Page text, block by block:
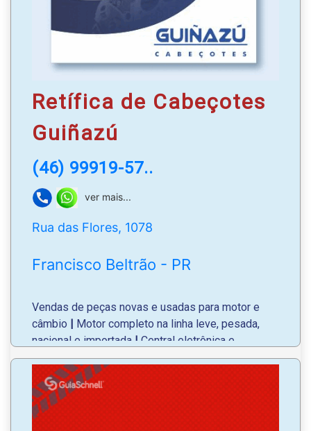
: (46) 3527-1580 | (46) 99979-5902 |
(46) 99981-7336 | (46) 99138-4556
Retífica de Cabeçotes
Guiñazú
(46) 99919-57..
ver mais...
Rua das Flores, 1078
Francisco Beltrão - PR
Vendas de peças novas e usadas para motor e
câmbio | Motor completo na linha leve, pesada,
nacional e importada | Central eletrônica e
módulos;
Próximo ao Mooz Autopeças.
WhatsApp